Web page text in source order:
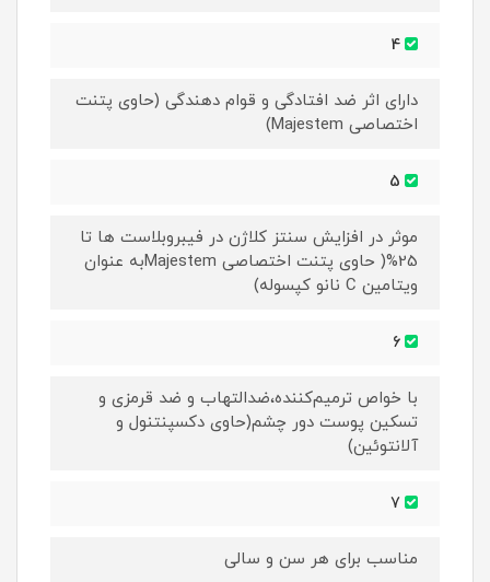
دارای اثر ضد افتادگی و قوام دهندگی (حاوی پتنت
اختصاصی Majestem)
موثر در افزایش سنتز کلاژن در فیبروبلاست ها تا
25%( حاوی پتنت اختصاصی Majestemبه عنوان
ویتامین C نانو کپسوله)
با خواص ترمیم‌کننده،ضدالتهاب و ضد قرمزی و
تسکین پوست دور چشم(حاوی دکسپنتنول و
آلانتوئین)
مناسب برای هر سن و سالی